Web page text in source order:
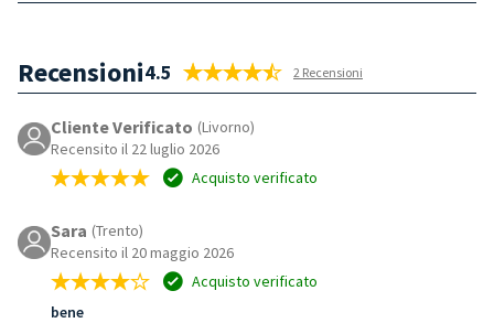
Recensioni4.5 2 Recensioni
Cliente Verificato (Livorno)
Recensito il 22 luglio 2026
Acquisto verificato
Sara (Trento)
Recensito il 20 maggio 2026
Acquisto verificato
bene